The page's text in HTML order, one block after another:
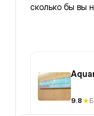
сколько бы вы
9.8